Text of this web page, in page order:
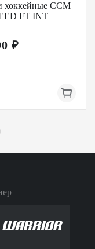
хоккейные CCM
FT INT
₽